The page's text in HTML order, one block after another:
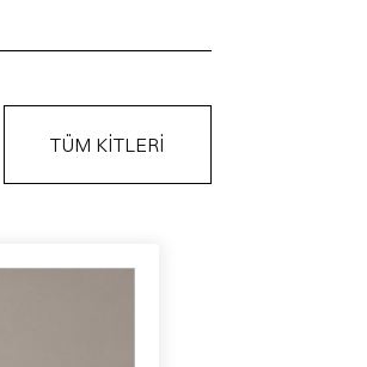
TÜM KİTLERİ